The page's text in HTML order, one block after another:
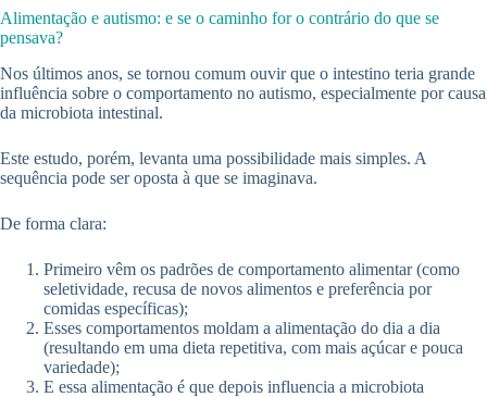
Alimentação e autismo: e se o caminho for o contrário do que se
pensava?
Nos últimos anos, se tornou comum ouvir que o intestino teria grande
influência sobre o comportamento no autismo, especialmente por causa
da microbiota intestinal.
Este estudo, porém, levanta uma possibilidade mais simples. A
sequência pode ser oposta à que se imaginava.
De forma clara:
Primeiro vêm os padrões de comportamento alimentar (como
seletividade, recusa de novos alimentos e preferência por
comidas específicas);
Esses comportamentos moldam a alimentação do dia a dia
(resultando em uma dieta repetitiva, com mais açúcar e pouca
variedade);
E essa alimentação é que depois influencia a microbiota